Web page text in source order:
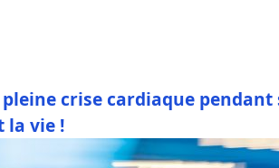
pleine crise cardiaque
la vie !